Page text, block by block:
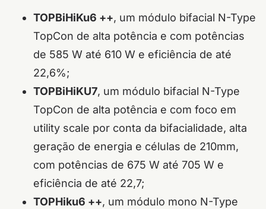
TOPBiHiKu6 ++, um módulo bifacial N-Type
TopCon de alta potência e com potências
de 585 W até 610 W e eficiência de até
22,6%;
TOPBiHiKU7, um módulo bifacial N-Type
TopCon de alta potência e com foco em
utility scale por conta da bifacialidade, alta
geração de energia e células de 210mm,
com potências de 675 W até 705 W e
eficiência de até 22,7;
TOPHiku6 ++, um módulo mono N-Type